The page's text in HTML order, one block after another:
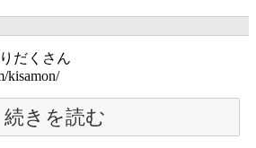
だくさん
kisamon/
続きを読む